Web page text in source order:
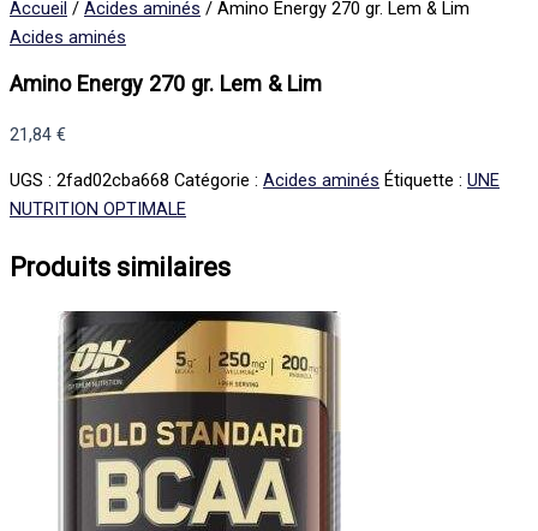
Accueil / Acides aminés / Amino Energy 270 gr. Lem & Lim
Acides aminés
Amino Energy 270 gr. Lem & Lim
21,84 €
UGS : 2fad02cba668 Catégorie : Acides aminés Étiquette : UNE
NUTRITION OPTIMALE
Produits similaires